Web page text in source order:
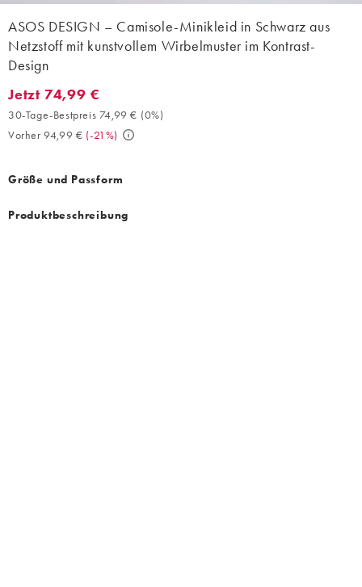
ASOS DESIGN – Camisole-Minikleid in Schwarz aus
Netzstoff mit kunstvollem Wirbelmuster im Kontrast-
Design
Jetzt 74,99 €. 30-Tage-Bestpreis 74,99 € (0%). Vorher 94,99 €.
Jetzt 74,99 €
30-Tage-Bestpreis 74,99 € (0%)
Vorher 94,99 € (-21%)
Größe und Passform
Produktbeschreibung